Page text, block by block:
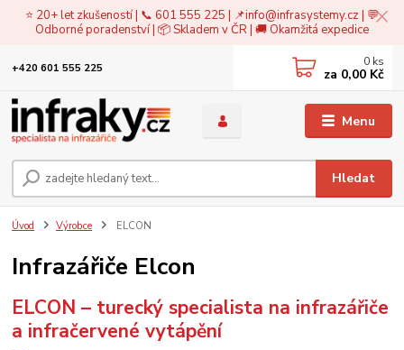
⭐ 20+ let zkušeností | 📞 601 555 225 | 📌info@infrasystemy.cz| 💬
Odborné poradenství | 📦 Skladem v ČR | 🚚 Okamžitá expedice
Menu
Hledat
+420 601 555 225 0 ks
za 0,00 Kč
Úvod Výrobce ELCON
Infrazářiče Elcon
ELCON – turecký specialista na infrazářiče
a infračervené vytápění